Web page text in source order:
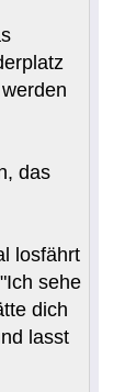
das
losfährt
sehe
dich
lasst